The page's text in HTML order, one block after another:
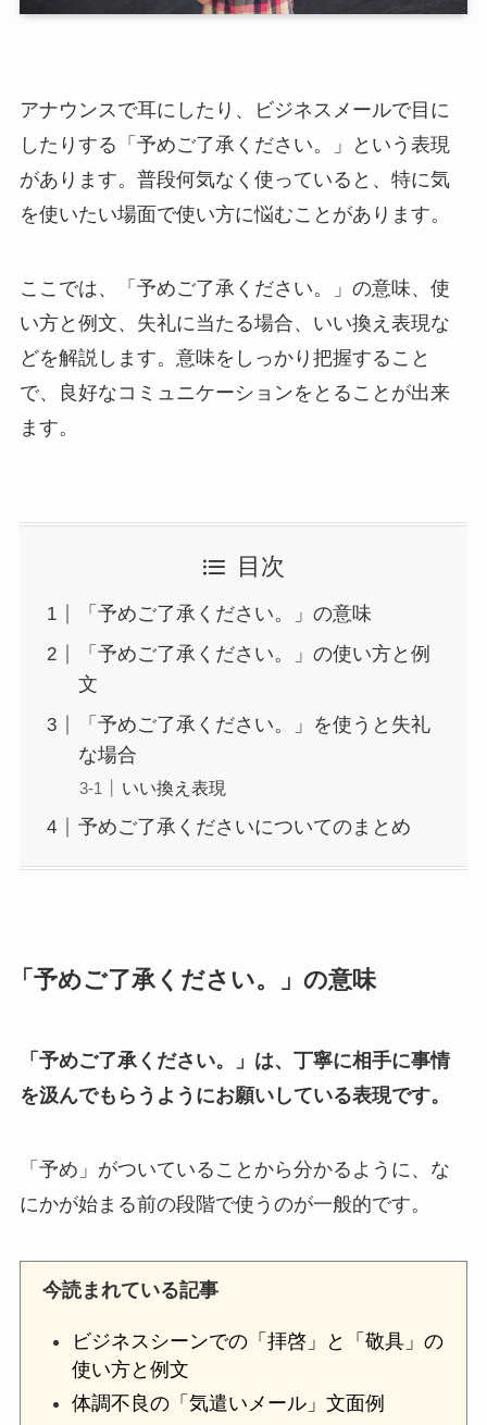
アナウンスで耳にしたり、ビジネスメールで目に
したりする「予めご了承ください。」という表現
があります。普段何気なく使っていると、特に気
を使いたい場面で使い方に悩むことがあります。
ここでは、「予めご了承ください。」の意味、使
い方と例文、失礼に当たる場合、いい換え表現な
どを解説します。意味をしっかり把握すること
で、良好なコミュニケーションをとることが出来
ます。
目次
「予めご了承ください。」の意味
「予めご了承ください。」の使い方と例
文
「予めご了承ください。」を使うと失礼
な場合
いい換え表現
予めご了承くださいについてのまとめ
「予めご了承ください。」の意味
「予めご了承ください。」は、丁寧に相手に事情
を汲んでもらうようにお願いしている表現です。
「予め」がついていることから分かるように、な
にかが始まる前の段階で使うのが一般的です。
今読まれている記事
ビジネスシーンでの「拝啓」と「敬具」の
使い方と例文
体調不良の「気遣いメール」文面例